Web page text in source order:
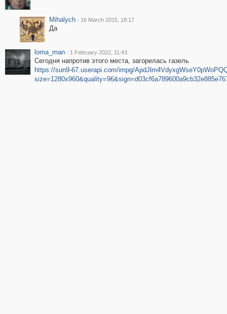
Mihalych · 16 March 2015, 18:17
Да
loma_man · 1 February 2022, 11:43
Сегодня напротив этого места, загорелась газель
https://sun9-67.userapi.com/impg/